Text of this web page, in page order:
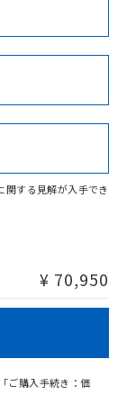
Cr(VI)
す。
No
状況ページへ
検索ください
関する見解が入手でき
¥ 70,950
ご購入手続き：価